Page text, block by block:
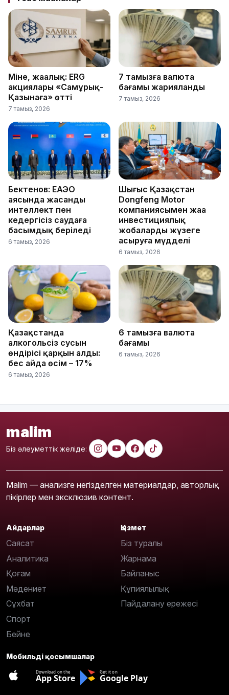
Міне, жаңалық: ERG
акциялары «Самұрық-
Қазынаға» өтті
7 тамыз, 2026
7 тамызға валюта
бағамы жарияланды
7 тамыз, 2026
Бектенов: ЕАЭО
аясында жасанды
интеллект пен
кедергісіз саудаға
басымдық беріледі
6 тамыз, 2026
Шығыс Қазақстан
Dongfeng Motor
компаниясымен жаңа
инвестициялық
жобаларды жүзеге
асыруға мүдделі
6 тамыз, 2026
Қазақстанда
алкогольсіз сусын
өндірісі қарқын алды:
бес айда өсім – 17%
6 тамыз, 2026
6 тамызға валюта
бағамы
6 тамыз, 2026
malim
Біз әлеуметтік желіде:
Malim — анализге негізделген материалдар, авторлық
пікірлер мен эксклюзив контент.
Айдарлар
Саясат
Аналитика
Қоғам
Мәдениет
Сұхбат
Спорт
Бейне
Қызмет
Біз туралы
Жарнама
Байланыс
Құпиялылық
Пайдалану ережесі
Мобильді қосымшалар
Download on the
App Store
Get it on
Google Play